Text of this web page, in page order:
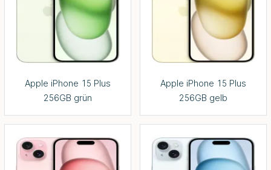
Apple iPhone 15 Plus
256GB grün
Apple iPhone 15 Plus
256GB gelb